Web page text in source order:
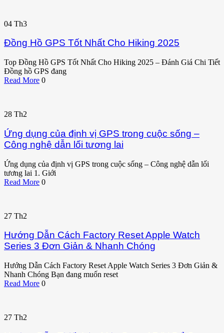
04 Th3
Đồng Hồ GPS Tốt Nhất Cho Hiking 2025
Top Đồng Hồ GPS Tốt Nhất Cho Hiking 2025 – Đánh Giá Chi Tiết
Đồng hồ GPS đang
Read More 0
28 Th2
Ứng dụng của định vị GPS trong cuộc sống –
Công nghệ dẫn lối tương lai
Ứng dụng của định vị GPS trong cuộc sống – Công nghệ dẫn lối
tương lai 1. Giới
Read More 0
27 Th2
Hướng Dẫn Cách Factory Reset Apple Watch
Series 3 Đơn Giản & Nhanh Chóng
Hướng Dẫn Cách Factory Reset Apple Watch Series 3 Đơn Giản &
Nhanh Chóng Bạn đang muốn reset
Read More 0
27 Th2